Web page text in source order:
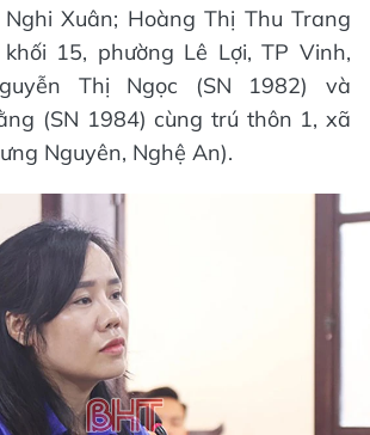
Xuân; Hoàng Thị Thu Trang
15, phường Lê Lợi, TP Vinh,
Thị Ngọc (SN 1982) và
(SN 1984) cùng trú thôn 1, xã
Nguyên, Nghệ An).